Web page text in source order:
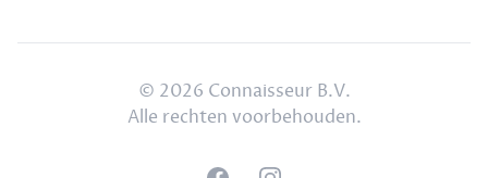
© 2026 Connaisseur B.V.
Alle rechten voorbehouden.